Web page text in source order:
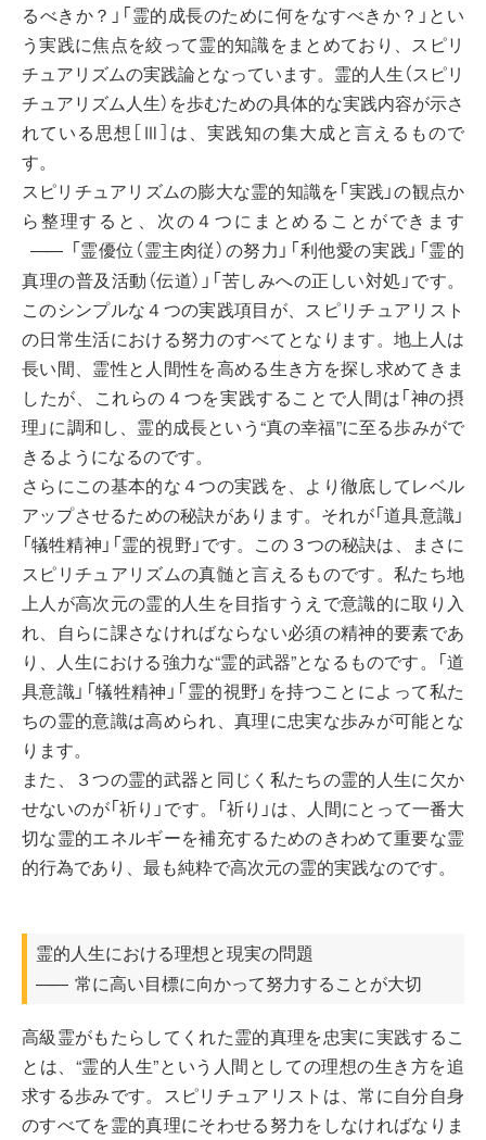
るべきか？」「霊的成長のために何をなすべきか？」とい
う実践に焦点を絞って霊的知識をまとめており、スピリ
チュアリズムの実践論となっています。霊的人生（スピリ
チュアリズム人生）を歩むための具体的な実践内容が示さ
れている思想［Ⅲ］は、実践知の集大成と言えるもので
す。
スピリチュアリズムの膨大な霊的知識を「実践」の観点か
ら整理すると、次の４つにまとめることができます
――
「霊優位（霊主肉従）の努力」「利他愛の実践」「霊的
真理の普及活動（伝道）」「苦しみへの正しい対処」です。
このシンプルな４つの実践項目が、スピリチュアリスト
の日常生活における努力のすべてとなります。地上人は
長い間、霊性と人間性を高める生き方を探し求めてきま
したが、これらの４つを実践することで人間は「神の摂
理」に調和し、霊的成長という“真の幸福”に至る歩みがで
きるようになるのです。
さらにこの基本的な４つの実践を、より徹底してレベル
アップさせるための秘訣があります。それが「道具意識」
「犠牲精神」「霊的視野」です。この３つの秘訣は、まさに
スピリチュアリズムの真髄と言えるものです。私たち地
上人が高次元の霊的人生を目指すうえで意識的に取り入
れ、自らに課さなければならない必須の精神的要素であ
り、人生における強力な“霊的武器”となるものです。「道
具意識」「犠牲精神」「霊的視野」を持つことによって私た
ちの霊的意識は高められ、真理に忠実な歩みが可能とな
ります。
また、３つの霊的武器と同じく私たちの霊的人生に欠か
せないのが「祈り」です。「祈り」は、人間にとって一番大
切な霊的エネルギーを補充するためのきわめて重要な霊
的行為であり、最も純粋で高次元の霊的実践なのです。
霊的人生における理想と現実の問題
―― 常に高い目標に向かって努力することが大切
高級霊がもたらしてくれた霊的真理を忠実に実践するこ
とは、“霊的人生”という人間としての理想の生き方を追
求する歩みです。スピリチュアリストは、常に自分自身
のすべてを霊的真理にそわせる努力をしなければなりま